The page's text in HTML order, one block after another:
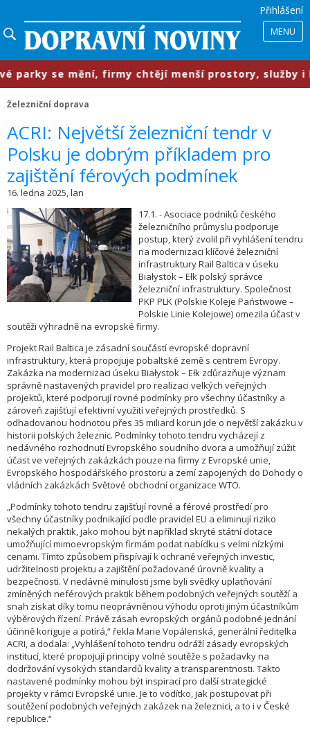
Přihlášení
MENU
se mění, firmy chtějí menší prostory, služby i
Železniční doprava
​ACRI: Největší železniční tendr v
Polsku je dobrým příkladem pro
zajištění férových podmínek
16. ledna 2025, lan
17.1. - Asociace podniků českého
železničního průmyslu podporuje
postup, který zvolil při vyhlášení tendru
na modernizaci klíčové železniční
infrastruktury Rail Baltica v úseku
Białystok – Ełk polský správce
železniční infrastruktury. Společnost
PKP PLK (Polskie Koleje Państwowe –
Polskie Linie Kolejowe) omezila účast v
soutěži výhradně na evropské firmy.
Projekt Rail Baltica je zásadní součástí evropské dopravní
infrastruktury, která propojuje pobaltské země s centrem Evropy.
Zakázka na modernizaci úseku Białystok – Ełk zdůrazňuje význam
správně nastavených pravidel pro realizaci velkých veřejných
projektů, které podporují rovné podmínky pro všechny účastníky a
zároveň zajišťují efektivní využití veřejných prostředků. S
odhadovanou hodnotou přes 35 miliard korun jde o největší zakázku v
historii polských železnic. Podmínky tohoto tendru vycházejí z
nedávného rozhodnutí Evropského soudního dvora a umožňují zúžit
účast ve veřejných zakázkách pouze na firmy z Evropské unie,
Evropského hospodářského prostoru a zemí zapojených do Dohody o
vládních zakázkách Světové obchodní organizace WTO.
„Podmínky tohoto tendru zajišťují rovné a férové prostředí pro
všechny účastníky podnikající podle pravidel EU a eliminují riziko
nekalých praktik, jako mohou být například skryté státní dotace
umožňující mimoevropským firmám podat nabídku s velmi nízkými
cenami. Tímto způsobem přispívají k ochraně veřejných investic,
udržitelnosti projektu a zajištění požadované úrovně kvality a
bezpečnosti. V nedávné minulosti jsme byli svědky uplatňování
zmíněných neférových praktik během podobných veřejných soutěží a
snah získat díky tomu neoprávněnou výhodu oproti jiným účastníkům
výběrových řízení. Právě zásah evropských orgánů podobné jednání
účinně koriguje a potírá,“ řekla Marie Vopálenská, generální ředitelka
ACRI, a dodala: „Vyhlášení tohoto tendru odráží zásady evropských
institucí, které propojují principy volné soutěže s požadavky na
dodržování vysokých standardů kvality a transparentnosti. Takto
nastavené podmínky mohou být inspirací pro další strategické
projekty v rámci Evropské unie. Je to vodítko, jak postupovat při
soutěžení podobných veřejných zakázek na železnici, a to i v České
republice.“